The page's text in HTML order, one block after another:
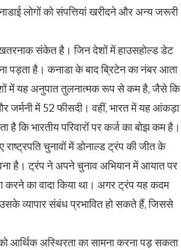
लोगों को संपत्तियां खरीदने और अन्य जरूरी
संकेत है। जिन देशों में हाउसहोल्ड डेट
पड़ता है। कनाडा के बाद ब्रिटेन का नंबर आता
में यह अनुपात तुलनात्मक रूप से कम है, जैसे कि
जर्मनी में 52 फीसदी। वहीं, भारत में यह आंकड़ा
कि भारतीय परिवारों पर कर्ज का बोझ कम है।
चुनावों में डोनाल्ड ट्रंप की जीत के
है। ट्रंप ने अपने चुनाव अभियान में आयात पर
करने का वादा किया था। अगर ट्रंप यह कदम
व्यापार संबंध प्रभावित हो सकते हैं, जिससे
को आर्थिक अस्थिरता का सामना करना पड़ सकता